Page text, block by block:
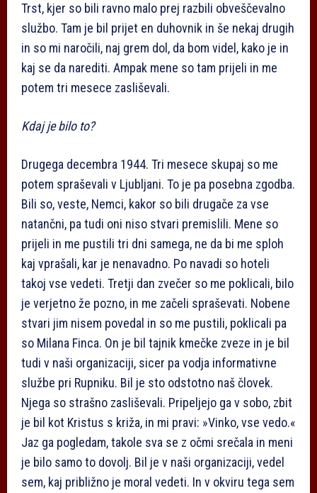
Trst, kjer so bili ravno malo prej razbili obveščevalno
službo. Tam je bil prijet en duhovnik in še nekaj drugih
in so mi naročili, naj grem dol, da bom videl, kako je in
kaj se da narediti. Ampak mene so tam prijeli in me
potem tri mesece zasliševali.
Kdaj je bilo to?
Drugega decembra 1944. Tri mesece skupaj so me
potem spraševali v Ljubljani. To je pa posebna zgodba.
Bili so, veste, Nemci, kakor so bili drugače za vse
natančni, pa tudi oni niso stvari premislili. Mene so
prijeli in me pustili tri dni samega, ne da bi me sploh
kaj vprašali, kar je nenavadno. Po navadi so hoteli
takoj vse vedeti. Tretji dan zvečer so me poklicali, bilo
je verjetno že pozno, in me začeli spraševati. Nobene
stvari jim nisem povedal in so me pustili, poklicali pa
so Milana Finca. On je bil tajnik kmečke zveze in je bil
tudi v naši organizaciji, sicer pa vodja informativne
službe pri Rupniku. Bil je sto odstotno naš človek.
Njega so strašno zasliševali. Pripeljejo ga v sobo, zbit
je bil kot Kristus s križa, in mi pravi: »Vinko, vse vedo.«
Jaz ga pogledam, takole sva se z očmi srečala in meni
je bilo samo to dovolj. Bil je v naši organizaciji, vedel
sem, kaj približno je moral vedeti. In v okviru tega sem